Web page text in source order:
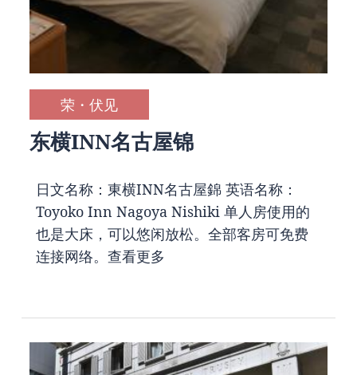
荣・伏见
东横INN名古屋锦
日文名称：東横INN名古屋錦 英语名称：
Toyoko Inn Nagoya Nishiki 单人房使用的
也是大床，可以悠闲放松。全部客房可免费
连接网络。 查看更多